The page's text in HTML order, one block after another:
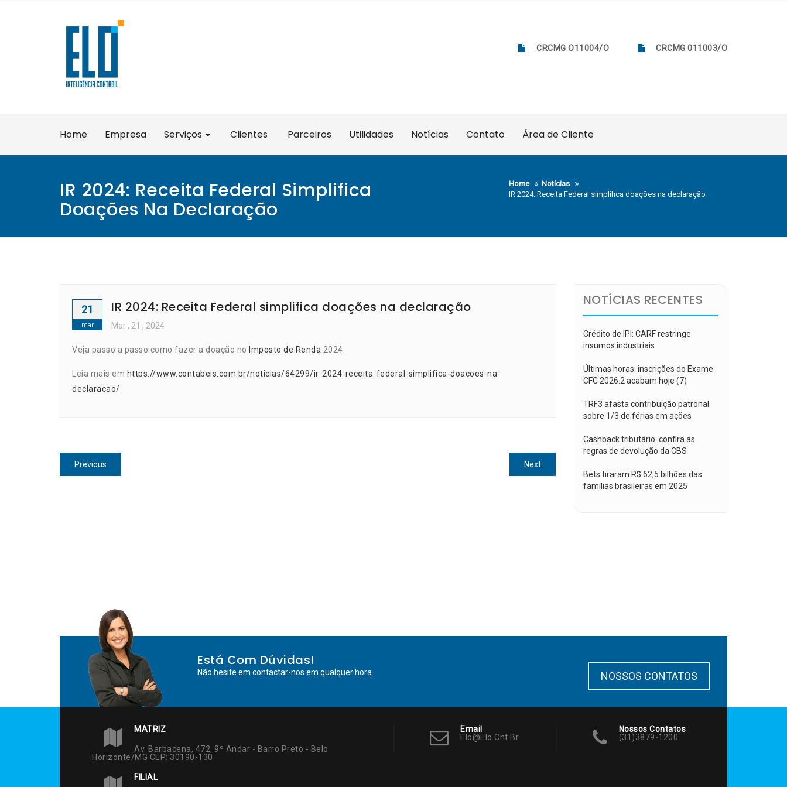
CRCMG O11004/O CRCMG 011003/O
Home Empresa Serviços Clientes Parceiros Utilidades Notícias Contato Área de Cliente
IR 2024: Receita Federal Simplifica
Doações Na Declaração
Home
Notícias
IR 2024: Receita Federal simplifica doações na declaração
21
mar
IR 2024: Receita Federal simplifica doações na declaração
Mar , 21 , 2024
Veja passo a passo como fazer a doação no Imposto de Renda 2024.
Leia mais em https://www.contabeis.com.br/noticias/64299/ir-2024-receita-federal-simplifica-doacoes-na-
declaracao/
Navegação
de
Previous
post:
NextNext
post:
NOTÍCIAS RECENTES
Crédito de IPI: CARF restringe
insumos industriais
Últimas horas: inscrições do Exame
CFC 2026.2 acabam hoje (7)
TRF3 afasta contribuição patronal
sobre 1/3 de férias em ações
Cashback tributário: confira as
regras de devolução da CBS
Bets tiraram R$ 62,5 bilhões das
famílias brasileiras em 2025
Está Com Dúvidas!
Não hesite em contactar-nos em qualquer hora. NOSSOS CONTATOS
MATRIZ
Av. Barbacena, 472, 9º Andar - Barro Preto - Belo
Horizonte/MG CEP: 30190-130
FILIAL
Email
Elo@elo.cnt.br
Nossos Contatos
(31)3879-1200